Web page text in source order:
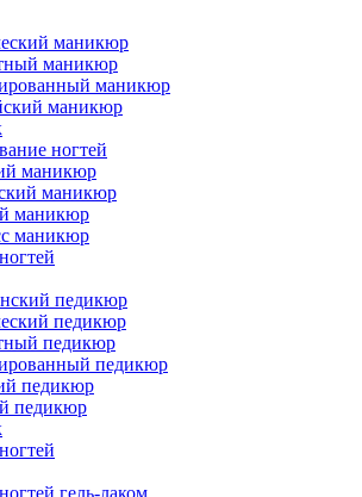
маникюр
маникюр
маникюр
маникюр
ногтей
маникюр
маникюр
маникюр
маникюр
педикюр
педикюр
педикюр
педикюр
педикюр
педикюр
гель-лаком